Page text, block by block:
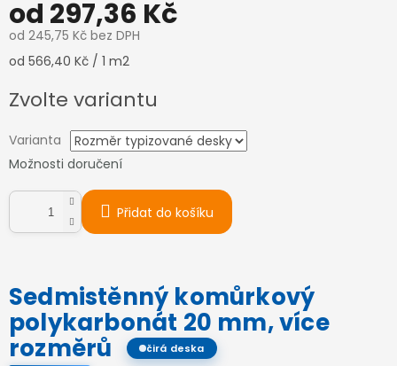
od 297,36 Kč
od 245,75 Kč bez DPH
Měrná
od 566,40 Kč / 1 m2
Zvolte variantu
Varianta
Možnosti doručení
Přidat do košíku
Sedmistěnný komůrkový
polykarbonát 20 mm, více
rozměrů
čirá deska